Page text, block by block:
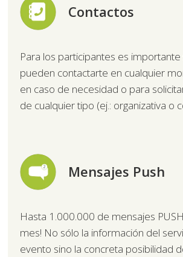
Contactos
Para los participantes es
pueden contactarte en cualquier
en caso de necesidad o para
de cualquier tipo (ej.: organizativa o
Mensajes Push
Hasta 1.000.000 de mensajes
mes! No sólo la información del
evento sino la concreta posibilidad